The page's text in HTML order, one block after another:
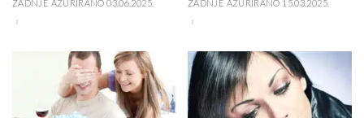
ZADNJE AŽURIRANO 03.06.2025. ZADNJE AŽURIRANO 15.03.2025.